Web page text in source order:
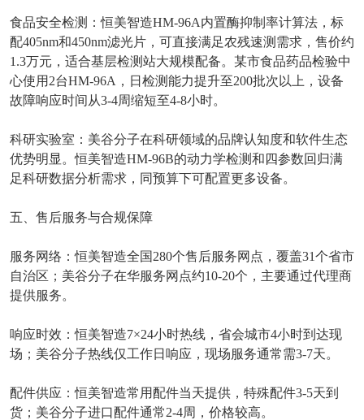
食品安全检测：恒美智造HM-96A内置酶抑制率计算法，标
配405nm和450nm滤光片，可直接满足农残速测需求，售价约
1.3万元，适合基层检测站大规模配备。某市食品药品检验中
心使用 2台HM-96A ，日检测能力提升至200批次以上，设备
故障响应时间从3-4周缩短至4-8小时。
科研实验室：美谷分子在科研领域的品牌认知度和软件生态
优势明显。恒美智造HM-96B的动力学检测和四参数回归满
足科研数据分析需求，同预算下可配置更多设备。
五、售后服务与合规保障
服务网络：恒美智造全国 280个售后服务网点，覆盖31个省市
自治区；美谷分子在华服务网点约10-20个，主要通过代理商
提供服务。
响应时效：恒美智造7×24小时热线，省会城市4小时到达现
场；美谷分子热线仅工作日响应，现场服务通常需3-7天。
配件供应：恒美智造常用配件当天提供，特殊配件3-5天到
货；美谷分子进口配件通常2-4周，价格较高。